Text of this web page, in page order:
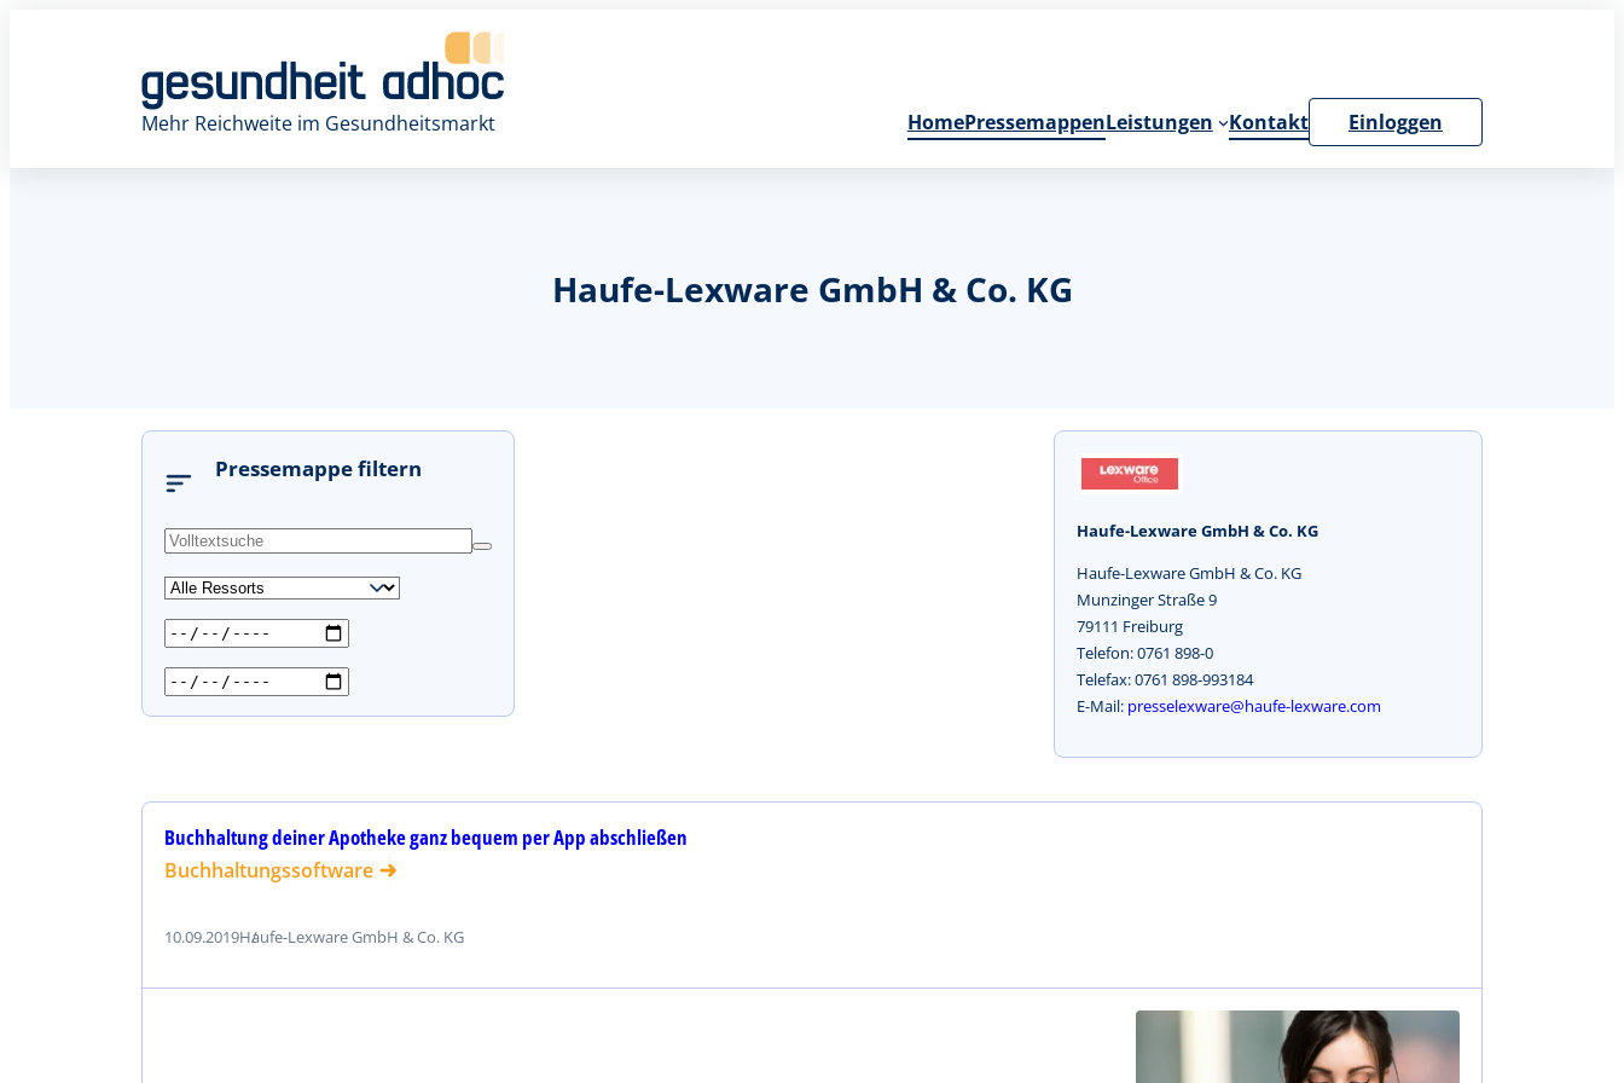
Mehr Reichweite im Gesundheitsmarkt HomePressemappenLeistungen Kontakt Einloggen
Haufe-Lexware GmbH & Co. KG
Pressemappe filtern
s
Haufe-Lexware GmbH & Co. KG
Haufe-Lexware GmbH & Co. KG
Munzinger Straße 9
79111 Freiburg
Telefon: 0761 898-0
Telefax: 0761 898-993184
E-Mail: presselexware@haufe-lexware.com
10.09.2019Haufe-Lexware GmbH & Co. KG
Buchhaltung deiner Apotheke ganz bequem per App abschließen
Buchhaltungssoftware